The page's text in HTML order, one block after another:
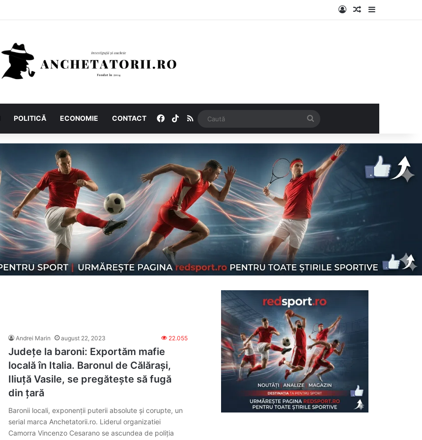
Log InArticol aleatoriu
POLITICĂ ECONOMIE CONTACT Facebook
TikTokRSS
Andrei Marin august 22, 2023 22.055
Județe la baroni: Exportăm mafie
locală în Italia. Baronul de Călărași,
Iliuță Vasile, se pregătește să fugă
din țară
Baronii locali, exponenții puterii absolute și corupte, un
serial marca Anchetatorii.ro. Liderul organizatiei
Camorra Vincenzo Cesarano se ascundea de poliția